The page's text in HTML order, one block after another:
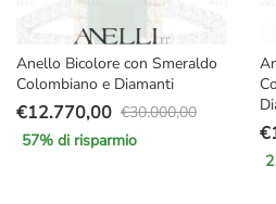
Anello Bicolore con Smeraldo
Colombiano e Diamanti
€30.000,00
Il
prezzo
€12.770,00
Il
prezzo
57% di risparmio
Il
€
Il